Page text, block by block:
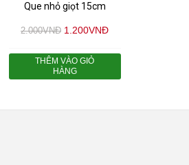
Que nhỏ giọt 15cm
2.000VNĐ 1.200VNĐ
THÊM VÀO GIỎ
HÀNG